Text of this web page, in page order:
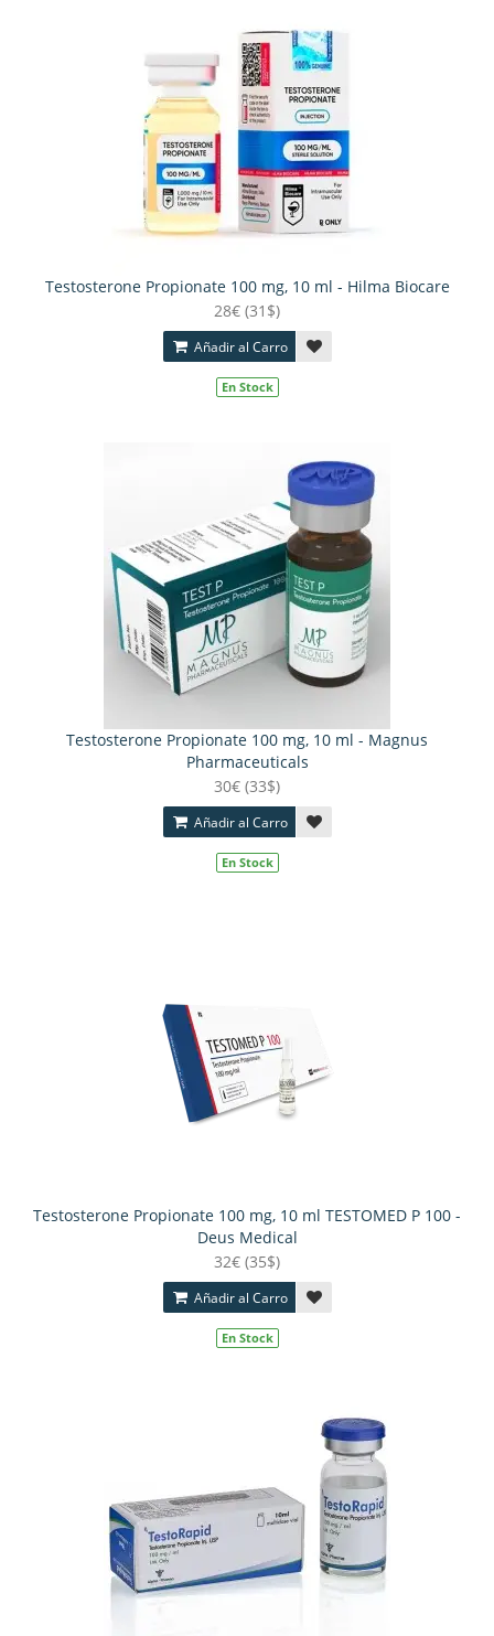
Testosterone Propionate 100 mg, 10 ml - Hilma Biocare
28€ (31$)
Añadir al Carro
En Stock
Testosterone Propionate 100 mg, 10 ml - Magnus
Pharmaceuticals
30€ (33$)
Añadir al Carro
En Stock
Testosterone Propionate 100 mg, 10 ml TESTOMED P 100 -
Deus Medical
32€ (35$)
Añadir al Carro
En Stock